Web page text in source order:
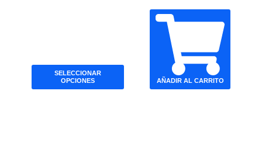
SELECCIONAR
OPCIONES
AÑADIR AL CARRITO